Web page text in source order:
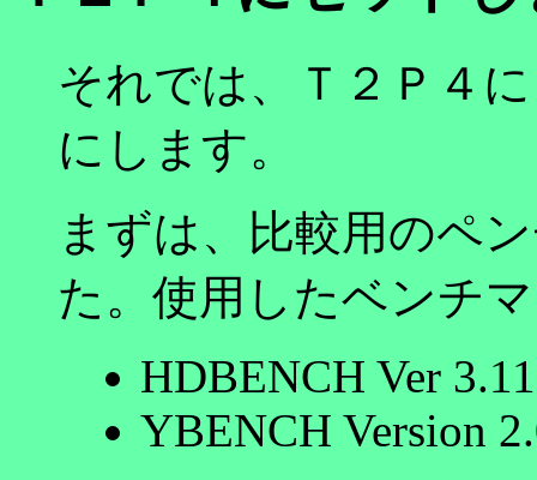
それでは、Ｔ２Ｐ４
にします。
まずは、比較用のペ
た。使用したベンチ
HDBENCH Ver 3.11
YBENCH Version